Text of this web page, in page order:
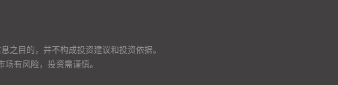
之目的，并不构成投资建议和投资依据。
有风险，投资需谨慎。